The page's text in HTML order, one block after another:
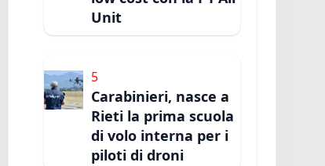
Unit
5
Carabinieri, nasce a
Rieti la prima scuola
di volo interna per i
piloti di droni